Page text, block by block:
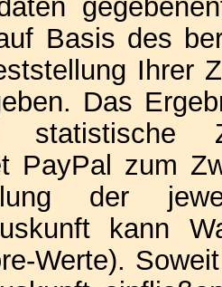
Basis des
Ihrer
Das
PayPal zum
der
kann
Werte).